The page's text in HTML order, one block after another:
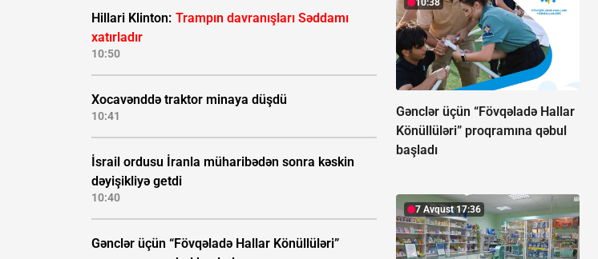
Hillari Klinton: Trampın davranışları Səddamı
xatırladır
10:50
Xocavənddə traktor minaya düşdü
10:41
İsrail ordusu İranla müharibədən sonra kəskin
dəyişikliyə getdi
10:40
Gənclər üçün “Fövqəladə Hallar Könüllüləri”
10:38
Gənclər üçün “Fövqəladə Hallar
Könüllüləri” proqramına qəbul
başladı
7 Avqust 17:36